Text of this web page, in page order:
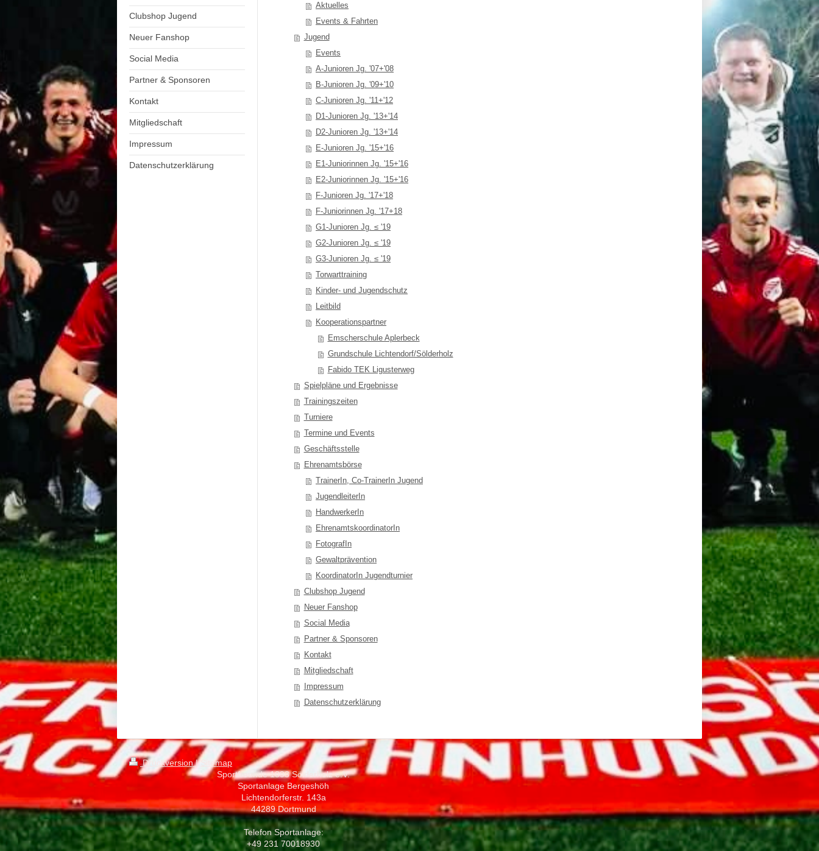
Clubshop Jugend
Neuer Fanshop
Social Media
Partner & Sponsoren
Kontakt
Mitgliedschaft
Impressum
Datenschutzerklärung
Aktuelles
Events & Fahrten
Jugend
Events
A-Junioren Jg. '07+'08
B-Junioren Jg. '09+'10
C-Junioren Jg. '11+'12
D1-Junioren Jg. '13+'14
D2-Junioren Jg. '13+'14
E-Junioren Jg. '15+'16
E1-Juniorinnen Jg. '15+'16
E2-Juniorinnen Jg. '15+'16
F-Junioren Jg. '17+'18
F-Juniorinnen Jg. '17+18
G1-Junioren Jg. ≤ '19
G2-Junioren Jg. ≤ '19
G3-Junioren Jg. ≤ '19
Torwarttraining
Kinder- und Jugendschutz
Leitbild
Kooperationspartner
Emscherschule Aplerbeck
Grundschule Lichtendorf/Sölderholz
Fabido TEK Ligusterweg
Spielpläne und Ergebnisse
Trainingszeiten
Turniere
Termine und Events
Geschäftsstelle
Ehrenamtsbörse
TrainerIn, Co-TrainerIn Jugend
JugendleiterIn
HandwerkerIn
EhrenamtskoordinatorIn
FotografIn
Gewaltprävention
KoordinatorIn Jugendturnier
Clubshop Jugend
Neuer Fanshop
Social Media
Partner & Sponsoren
Kontakt
Mitgliedschaft
Impressum
Datenschutzerklärung
Druckversion| Sitemap
Sportfreunde 1893 Sölderholz e.V.
Sportanlage Bergeshöh
Lichtendorferstr. 143a
44289 Dortmund
Telefon Sportanlage:
+49 231 70018930